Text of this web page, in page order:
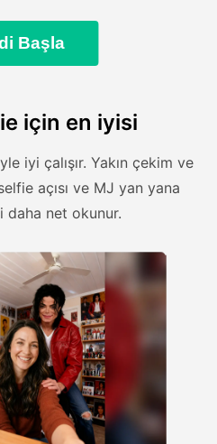
Başla
için en iyisi
iyi çalışır. Yakın çekim ve
açısı ve MJ yan yana
daha net okunur.